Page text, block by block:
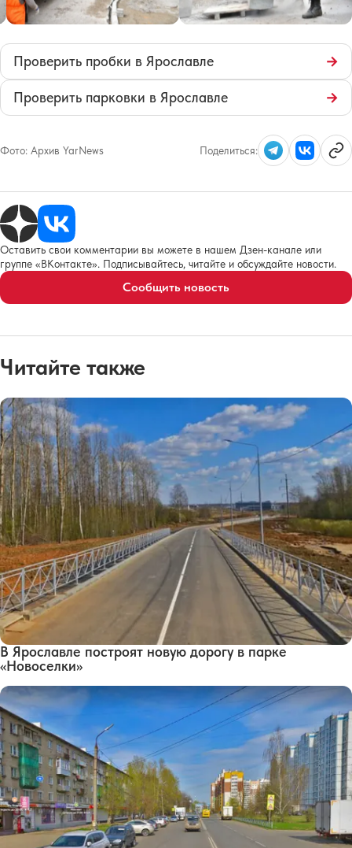
Проверить пробки в Ярославле →
Проверить парковки в Ярославле →
Фото: Архив YarNews Поделиться:
Оставить свои комментарии вы можете в нашем Дзен-канале или
группе «ВКонтакте». Подписывайтесь, читайте и обсуждайте новости.
Сообщить новость
Читайте также
В Ярославле построят новую дорогу в парке
«Новоселки»